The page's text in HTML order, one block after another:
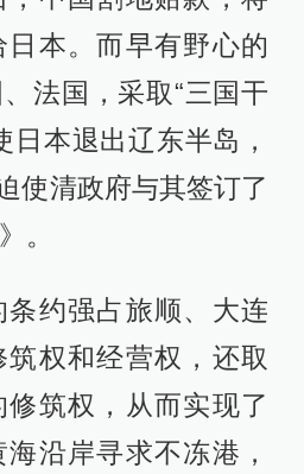
本。而早有野心的
法国，采取“三国干
日本退出辽东半岛，
使清政府与其签订了
。
约强占旅顺、大连
权和经营权，还取
筑权，从而实现了
沿岸寻求不冻港，